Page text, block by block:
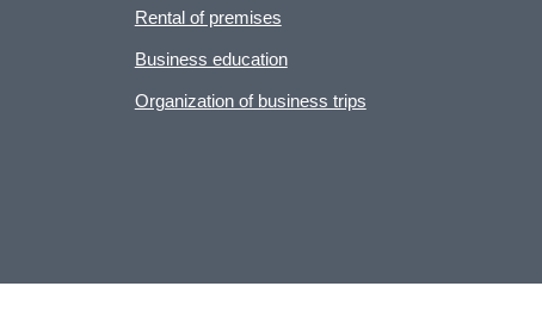
Rental of premises
Business education
Organization of business trips